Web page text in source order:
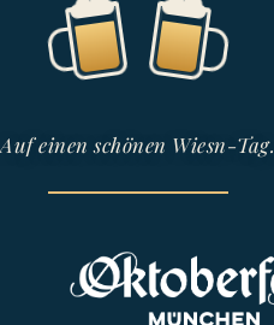
Auf einen schönen Wiesn-Tag.
Zum Inhalt springen